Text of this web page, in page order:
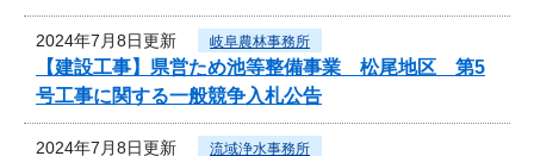
2024年7月8日更新 岐阜農林事務所
【建設工事】県営ため池等整備事業 松尾地区 第5
号工事に関する一般競争入札公告
2024年7月8日更新 流域浄水事務所